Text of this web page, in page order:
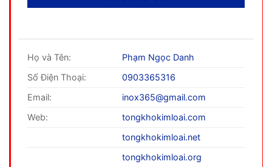
Họ và Tên:
Phạm Ngọc Danh
Số Điện Thoại:
0903365316
Email:
inox365@gmail.com
Web:
tongkhokimloai.com
tongkhokimloai.net
tongkhokimloai.org